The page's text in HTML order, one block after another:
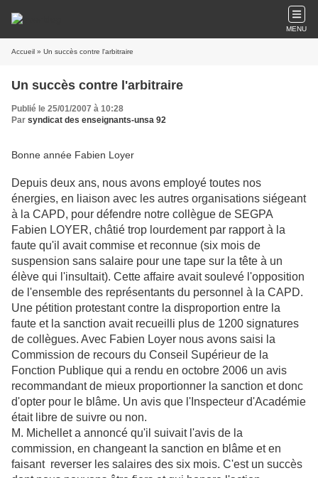
MENU
Accueil » Un succès contre l'arbitraire
Un succès contre l'arbitraire
Publié le 25/01/2007 à 10:28
Par syndicat des enseignants-unsa 92
Bonne année Fabien Loyer
Depuis deux ans, nous avons employé toutes nos
énergies, en liaison avec les autres organisations siégeant
à la CAPD, pour défendre notre collègue de SEGPA
Fabien LOYER, châtié trop lourdement par rapport à la
faute qu'il avait commise et reconnue (six mois de
suspension sans salaire pour une tape sur la tête à un
élève qui l'insultait). Cette affaire avait soulevé l'opposition
de l'ensemble des représentants du personnel à la CAPD.
Une pétition protestant contre la disproportion entre la
faute et la sanction avait recueilli plus de 1200 signatures
de collègues. Avec Fabien Loyer nous avons saisi la
Commission de recours du Conseil Supérieur de la
Fonction Publique qui a rendu en octobre 2006 un avis
recommandant de mieux proportionner la sanction et donc
d'opter pour le blâme. Un avis que l'Inspecteur d'Académie
était libre de suivre ou non.
M. Michellet a annoncé qu'il suivait l'avis de la
commission, en changeant la sanction en blâme et en
faisant reverser les salaires des six mois. C'est un succès